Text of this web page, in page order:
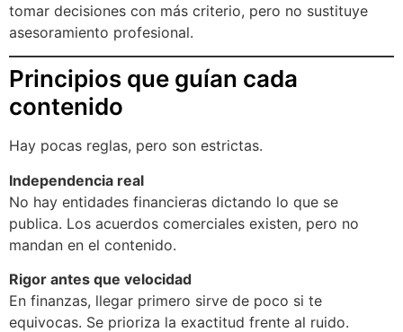
tomar decisiones con más criterio, pero no sustituye
asesoramiento profesional.
Principios que guían cada
contenido
Hay pocas reglas, pero son estrictas.
Independencia real
No hay entidades financieras dictando lo que se
publica. Los acuerdos comerciales existen, pero no
mandan en el contenido.
Rigor antes que velocidad
En finanzas, llegar primero sirve de poco si te
equivocas. Se prioriza la exactitud frente al ruido.